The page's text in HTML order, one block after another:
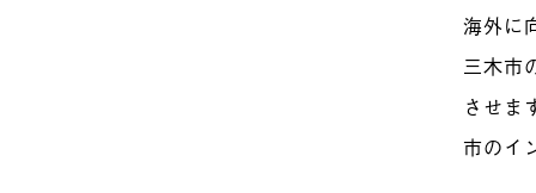
海外に
三木市
させま
市のイ